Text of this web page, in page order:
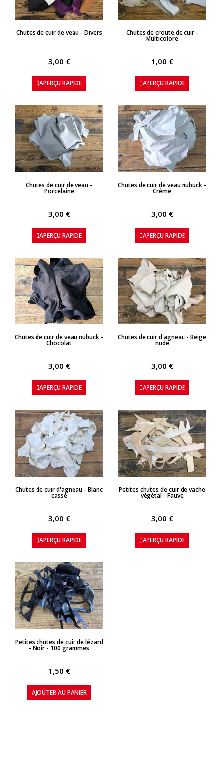
APERÇU RAPIDE
Chutes de cuir de veau - Divers
3,00 €
APERÇU RAPIDE
APERÇU RAPIDE
Chutes de croute de cuir -
Multicolore
1,00 €
APERÇU RAPIDE
APERÇU RAPIDE
Chutes de cuir de veau -
Porcelaine
3,00 €
APERÇU RAPIDE
APERÇU RAPIDE
Chutes de cuir de veau nubuck -
Crème
3,00 €
APERÇU RAPIDE
APERÇU RAPIDE
Chutes de cuir de veau nubuck -
Chocolat
3,00 €
APERÇU RAPIDE
APERÇU RAPIDE
Chutes de cuir d'agneau - Beige
nude
3,00 €
APERÇU RAPIDE
APERÇU RAPIDE
Chutes de cuir d'agneau - Blanc
cassé
3,00 €
APERÇU RAPIDE
APERÇU RAPIDE
Petites chutes de cuir de vache
végétal - Fauve
3,00 €
APERÇU RAPIDE
APERÇU RAPIDE
Petites chutes de cuir de lézard
- Noir - 100 grammes
1,50 €
AJOUTER AU PANIER